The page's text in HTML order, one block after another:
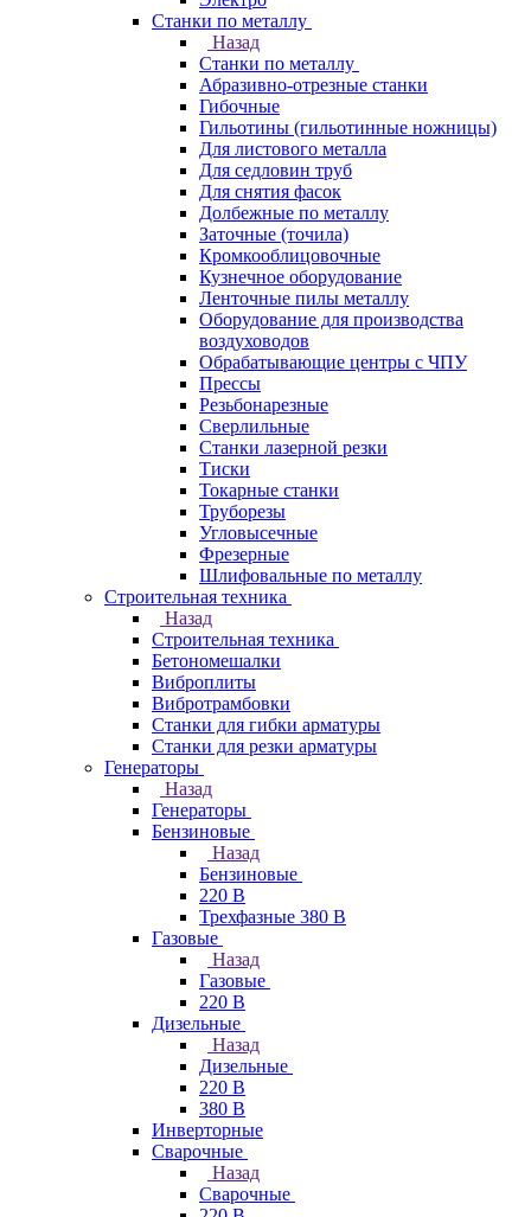
Станки по металлу
Назад
Станки по металлу
Абразивно-отрезные станки
Гибочные
Гильотины (гильотинные ножницы)
Для листового металла
Для седловин труб
Для снятия фасок
Долбежные по металлу
Заточные (точила)
Кромкооблицовочные
Кузнечное оборудование
Ленточные пилы металлу
Оборудование для производства
воздуховодов
Обрабатывающие центры с ЧПУ
Прессы
Резьбонарезные
Сверлильные
Станки лазерной резки
Тиски
Токарные станки
Труборезы
Угловысечные
Фрезерные
Шлифовальные по металлу
Строительная техника
Назад
Строительная техника
Бетономешалки
Виброплиты
Вибротрамбовки
Станки для гибки арматуры
Станки для резки арматуры
Генераторы
Назад
Генераторы
Бензиновые
Назад
Бензиновые
220 В
Трехфазные 380 В
Газовые
Назад
Газовые
220 В
Дизельные
Назад
Дизельные
220 В
380 В
Инверторные
Сварочные
Назад
Сварочные